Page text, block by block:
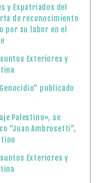
y Expatriados del
de reconocimiento
por su labor en el
Exteriores y
publicado
Palestino», se
“Juan Ambrosetti”,
Exteriores y